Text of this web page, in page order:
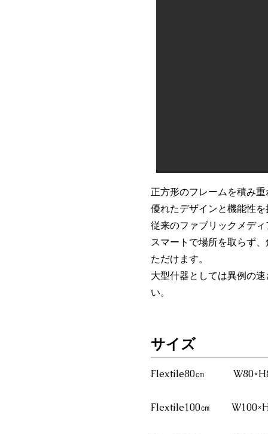
正方形のフレームを積み
優れたデザインと機能性
従来のファブリックメデ
スマートで場所を取らず
ただけます。
大型什器としては異例の
い。
​サイズ
Flextile80㎝
Flextile100㎝